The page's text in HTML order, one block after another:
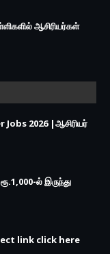
ஆசிரியர்கள்
2026 |ஆசிரியர்
ல் இருந்து
link click here